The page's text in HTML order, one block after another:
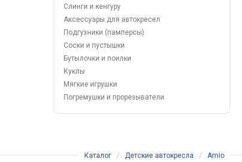
Слинги и кенгуру
Аксессуары для автокресел
Подгузники (памперсы)
Соски и пустышки
Бутылочки и поилки
Куклы
Мягкие игрушки
Погремушки и прорезыватели
Каталог / Детские автокресла / Amio